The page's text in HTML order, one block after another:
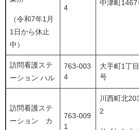
（令和7年1月
1日から休止
中）
4
中津町1467
訪問看護ステ
ーション ハル
763-003
4
大手町1丁
号
訪問看護ステ
ーション カ
763-009
1
川西町北
2